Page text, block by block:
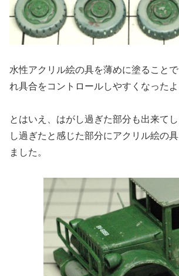
水性アクリル絵の具を薄めに塗ること
れ具合をコントロールしやすくなったよ
とはいえ、はがし過ぎた部分も出来て
し過ぎたと感じた部分にアクリル絵の
ました。